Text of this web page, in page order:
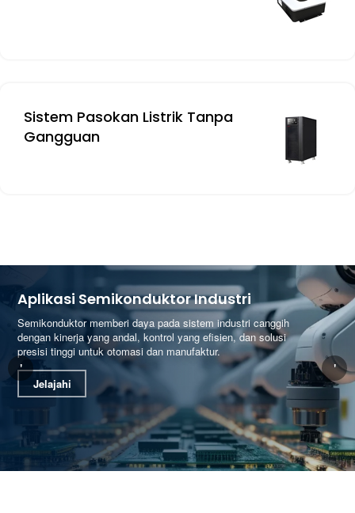
Sistem Pasokan Listrik Tanpa
Gangguan
Aplikasi Semikonduktor Industri
Semikonduktor memberi daya pada sistem industri canggih
dengan kinerja yang andal, kontrol yang efisien, dan solusi
presisi tinggi untuk otomasi dan manufaktur.
Jelajahi
' '